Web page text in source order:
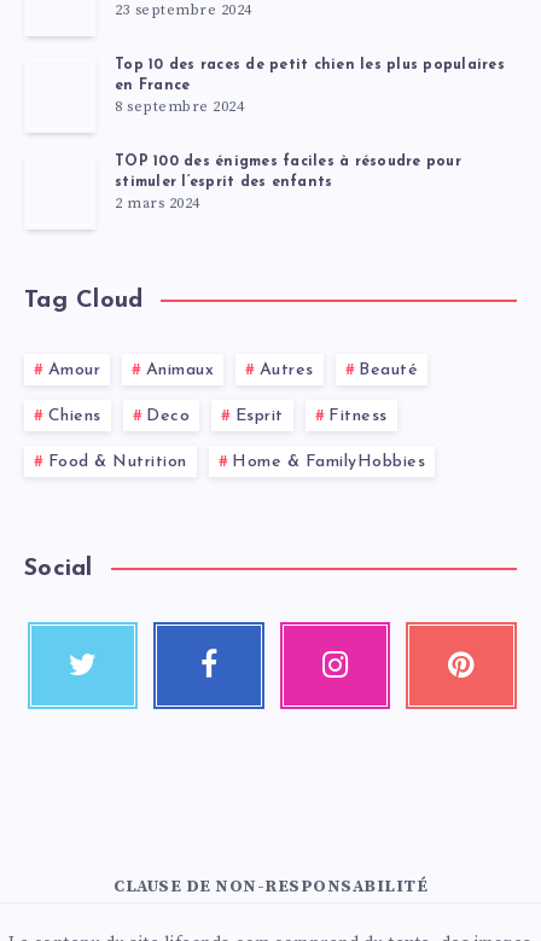
23 septembre 2024
Top 10 des races de petit chien les plus populaires
en France
8 septembre 2024
TOP 100 des énigmes faciles à résoudre pour
stimuler l’esprit des enfants
2 mars 2024
Tag Cloud
Amour Animaux Autres Beauté
Chiens Deco Esprit Fitness
Food & Nutrition Home & FamilyHobbies
Social
CLAUSE DE NON-RESPONSABILITÉ